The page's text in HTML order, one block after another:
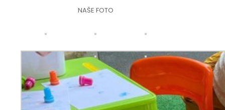
NAŠE FOTO